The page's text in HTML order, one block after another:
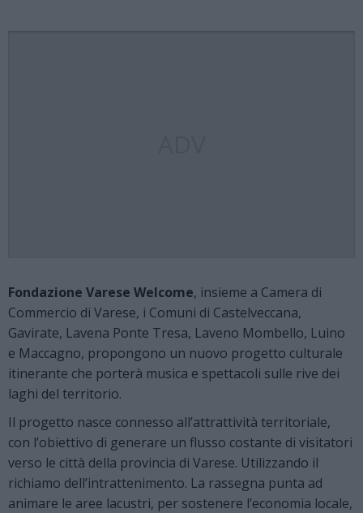
Fondazione Varese Welcome, insieme a Camera di
Commercio di Varese, i Comuni di Castelveccana,
Gavirate, Lavena Ponte Tresa, Laveno Mombello, Luino
e Maccagno, propongono un nuovo progetto culturale
itinerante che porterà musica e spettacoli sulle rive dei
laghi del territorio.
Il progetto nasce connesso all’attrattività territoriale,
con l’obiettivo di generare un flusso costante di visitatori
verso le città della provincia di Varese. Utilizzando il
richiamo dell’intrattenimento. La rassegna punta ad
animare le aree lacustri, per sostenere l’economia locale,